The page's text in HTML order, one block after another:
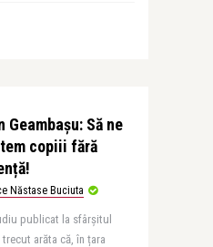
Geambașu: Să ne
copiii fără
Năstase Buciuta
publicat la sfârșitul
trecut arăta că, în țara